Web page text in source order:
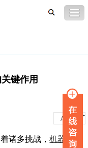
键作用
A A +
诸多挑战，机器人环